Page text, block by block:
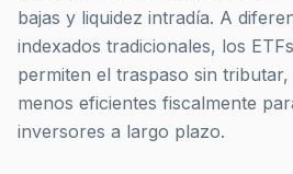
bajas y liquidez intradía. A
indexados tradicionales, los
permiten el traspaso sin
menos eficientes fiscalmente
inversores a largo plazo.